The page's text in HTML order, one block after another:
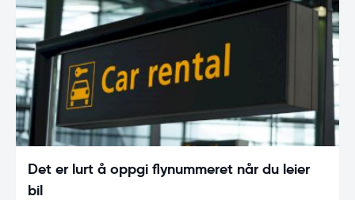
Det er lurt å oppgi flynummeret når du leier
bil